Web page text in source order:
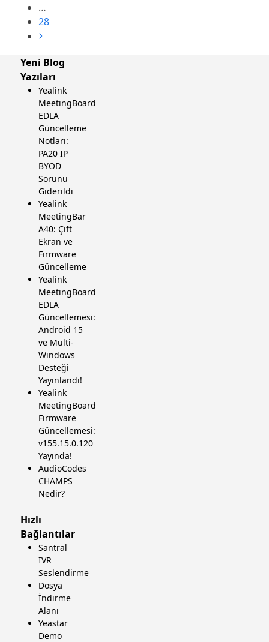
…
Sayfa
28
Sonraki
Yeni Blog
Yazıları
Yealink
MeetingBoard
EDLA
Güncelleme
Notları:
PA20 IP
BYOD
Sorunu
Giderildi
Yealink
MeetingBar
A40: Çift
Ekran ve
Firmware
Güncelleme
Yealink
MeetingBoard
EDLA
Güncellemesi:
Android 15
ve Multi-
Windows
Desteği
Yayınlandı!
Yealink
MeetingBoard
Firmware
Güncellemesi:
v155.15.0.120
Yayında!
AudioCodes
CHAMPS
Nedir?
Hızlı
Bağlantılar
Santral
IVR
Seslendirme
Dosya
İndirme
Alanı
Yeastar
Demo